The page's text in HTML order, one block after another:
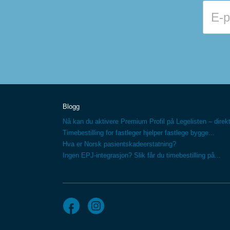
Blogg
Nå kan du aktivere Premium Profil på Legelisten –
Timebestilling for fastleger hjelper fastlege bygge...
Hva er Norsk pasientskadeerstatning?
Ingen EPJ-integrasjon? Slik får du timebestilling på...